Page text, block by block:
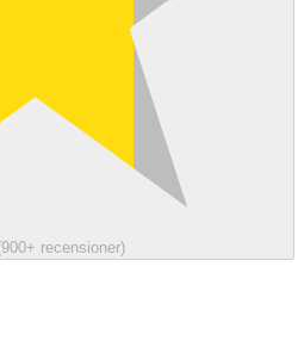
recensioner)